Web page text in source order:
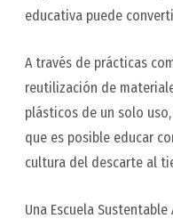
educativa puede
A través de prácticas
reutilización de
plásticos de un solo
que es posible educar
cultura del descarte al
Una Escuela